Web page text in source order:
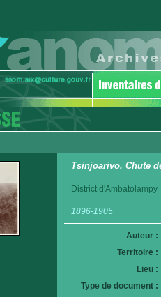
Tsinjoarivo. Chute
District d'Ambatolampy
1896-1905
Auteur :
Territoire :
Lieu :
Type de document :